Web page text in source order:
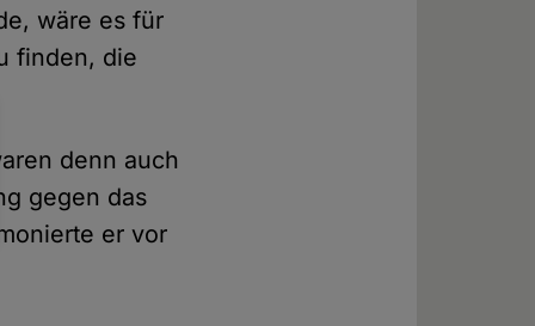
wäre es für
finden, die
denn auch
gegen das
er vor